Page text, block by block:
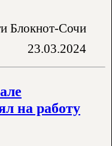
Блокнот-Сочи
23.03.2024
на работу